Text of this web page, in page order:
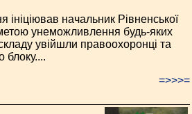
ініціював начальник Рівненської
унеможливлення будь-яких
складу увійшли правоохоронці та
блоку....
=>>>=